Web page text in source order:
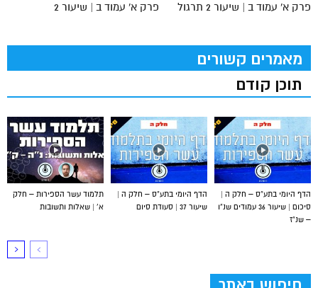
פרק א' עמוד ב | שיעור 2
פרק א' עמוד ב | שיעור 2 תרגול
מאמרים קשורים
תוכן קודם
תלמוד עשר הספירות – חלק
א’ | שאלות ותשובות
הדף היומי בתע”ס – חלק ה |
שיעור 37 | סעודת סיום
הדף היומי בתע”ס – חלק ה |
סיכום | שיעור 36 עמודים שנ”ו
– שנ”ז